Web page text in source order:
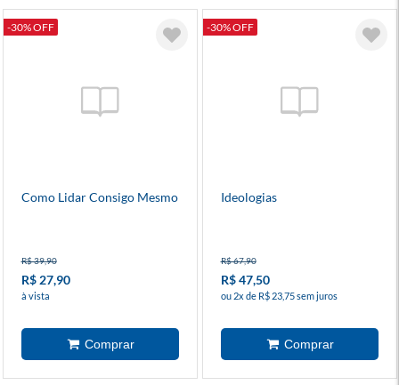
-30% OFF
Como Lidar Consigo Mesmo
R$ 39,90
R$ 27,90
à vista
-30% OFF
Ideologias
R$ 67,90
R$ 47,50
ou 2x de R$ 23,75 sem juros